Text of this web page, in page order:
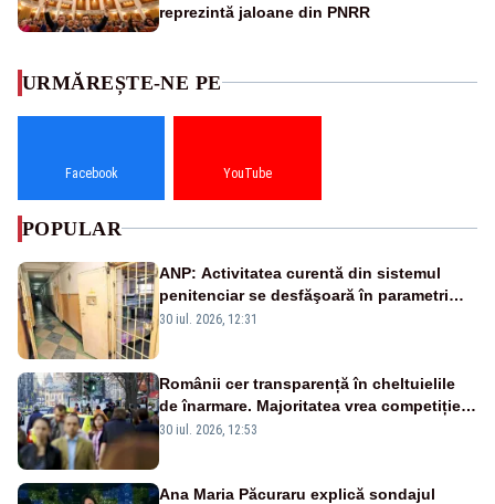
reprezintă jaloane din PNRR
URMĂREȘTE-NE PE
Facebook YouTube
POPULAR
ANP: Activitatea curentă din sistemul
penitenciar se desfăşoară în parametri
normali
30 iul. 2026, 12:31
Românii cer transparență în cheltuielile
de înarmare. Majoritatea vrea competiție
reală și industrie locală – SONDAJ
30 iul. 2026, 12:53
Ana Maria Păcuraru explică sondajul